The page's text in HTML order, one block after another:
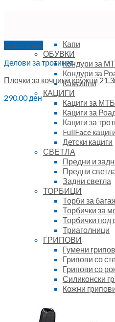
Капи
ОБУВКИ
Кондури за
Кондури за
Камашни
КАЦИГИ
Кациги за МТБ
Кациги за
Кациги за
FullFace
Детски кациги
СВЕТЛА
Предни и
Предни
Задни светла
ТОРБИЦИ
Торби за
Торбички за
Торбички под
Триаголници
ГРИПОВИ
Гумени
Грипови со
Грипови со
Силиконски
Кожни
БРЗИНОМЕТРИ
Quick View
Делови за тротинет
Плочки за кочници кружни
290.00ден